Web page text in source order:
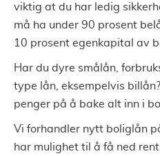
viktig at du har ledig
må ha under 90 prosent
10 prosent egenkapital av
Har du dyre smålån,
type lån, eksempelvis
penger på å bake alt inn i
Vi forhandler nytt boliglån
har mulighet til å få ned